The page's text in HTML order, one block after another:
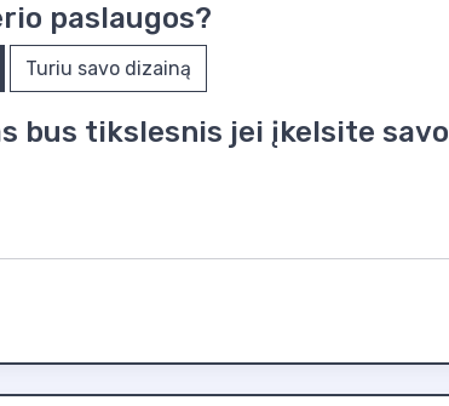
paslaugos?
Turiu savo dizainą
bus tikslesnis jei įkelsite savo